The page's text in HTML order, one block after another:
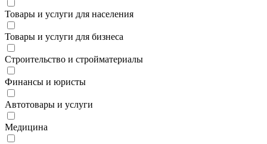
Товары и услуги для населения
Товары и услуги для бизнеса
Строительство и стройматериалы
Финансы и юристы
Автотовары и услуги
Медицина